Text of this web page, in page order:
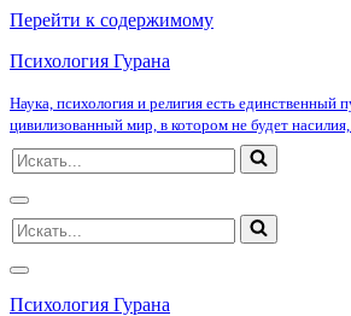
Перейти к содержимому
Психология Гурана
Наука, психология и религия есть единственный
цивилизованный мир, в котором не будет
Искать...
Меню
навигации
Искать...
Меню
навигации
Психология Гурана